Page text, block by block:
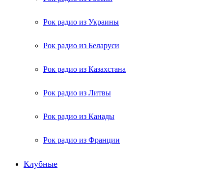
Рок радио из Украины
Рок радио из Беларуси
Рок радио из Казахстана
Рок радио из Литвы
Рок радио из Канады
Рок радио из Франции
Клубные